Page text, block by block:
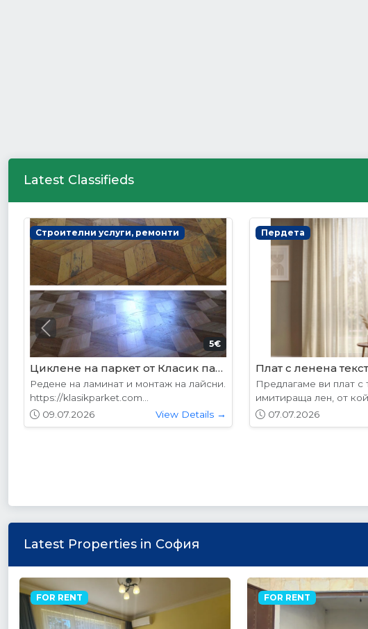
Latest Classifieds
Интериорни врати
178.95€ (350лв.)
VP-01 Алабама
Вратите се предлагат в следните
размери: 87х204см. 77х204см...
01.05.2026
View Details →
Интериорни врати
VP-01S Алабама
Вратите се предлагат
размери: 87х204см.
01.05.2026
Previous
Latest Properties in София
FOR RENT FOR RENT